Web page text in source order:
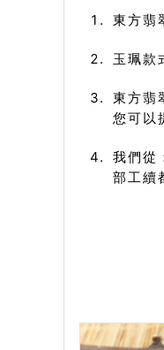
東方翡
玉珮款
東方翡
您可以
我們從
部工續